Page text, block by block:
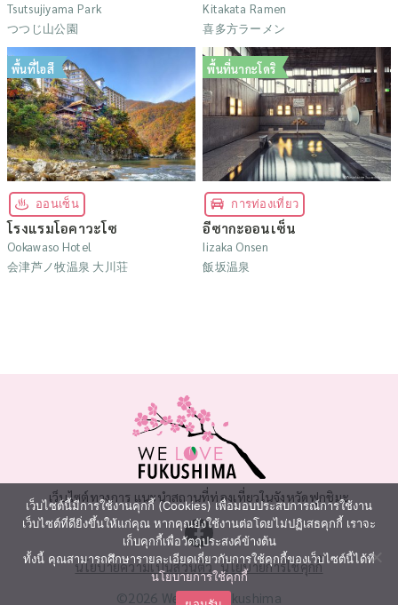
Tsutsujiyama Park
つつじ山公園
Kitakata Ramen
喜多方ラーメン
พื้นที่ไอสึ
ออนเซ็น
โรงแรมโอคาวะโซ
Ookawaso Hotel
会津芦ノ牧温泉 大川荘
พื้นที่นากะโดริ
การท่องเที่ยว
อีซากะออนเซ็น
Iizaka Onsen
飯坂温泉
เว็บไซต์ทางการ แนะนำสถานที่ท่องเที่ยวในจังหวัดฟุกุชิมะ
นโยบายความเป็นส่วนตัว นโยบายการใช้คุกกี้
©2026 We Love Fukushima
เว็บไซต์นี้มีการใช้งานคุกกี้ (Cookies) เพื่อมอบประสบการณ์การใช้งาน
เว็บไซต์ที่ดียิ่งขึ้นให้แก่คุณ หากคุณยังใช้งานต่อโดยไม่ปฏิเสธคุกกี้ เราจะ
เก็บคุกกี้เพื่อวัตถุประสงค์ข้างต้น
ทั้งนี้ คุณสามารถศึกษารายละเอียดเกี่ยวกับการใช้คุกกี้ของเว็บไซต์นี้ได้ที่
นโยบายการใช้คุกกี้